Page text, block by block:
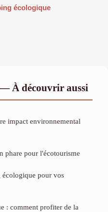
écologique
À découvrir aussi
impact environnemental
phare pour l'écotourisme
pour vos
: comment profiter de la